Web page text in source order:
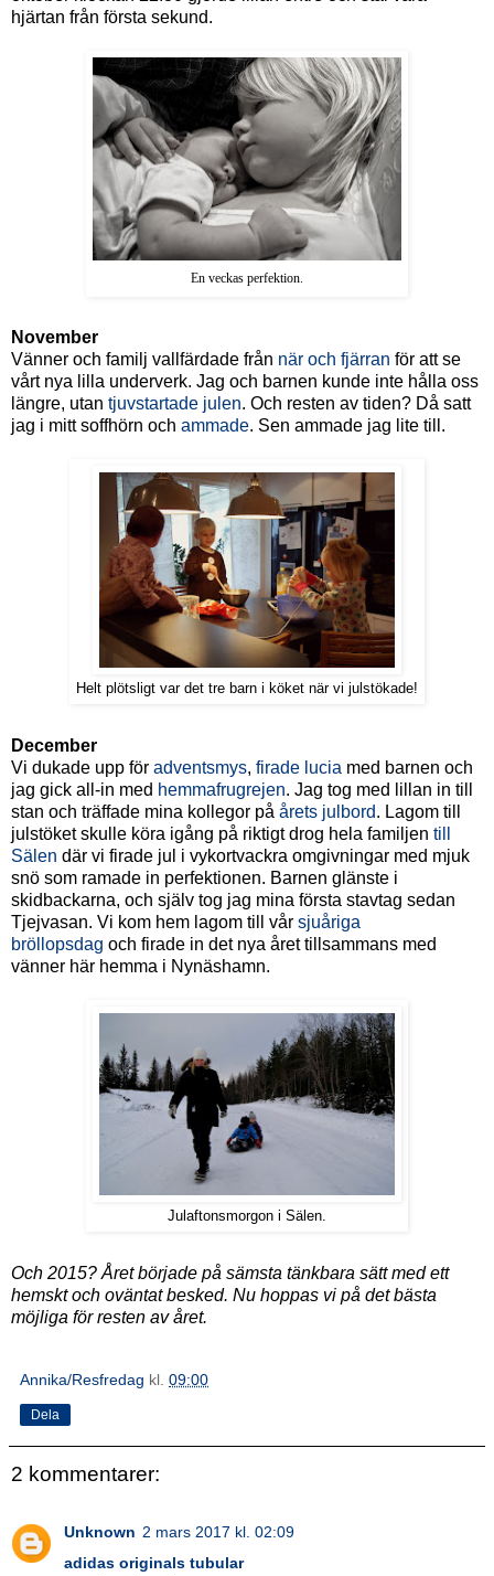
hjärtan från första sekund.
En veckas perfektion.
November
Vänner och familj vallfärdade från när och fjärran för att se
vårt nya lilla underverk. Jag och barnen kunde inte hålla oss
längre, utan tjuvstartade julen. Och resten av tiden? Då satt
jag i mitt soffhörn och ammade. Sen ammade jag lite till.
Helt plötsligt var det tre barn i köket när vi julstökade!
December
Vi dukade upp för adventsmys, firade lucia med barnen och
jag gick all-in med hemmafrugrejen. Jag tog med lillan in till
stan och träffade mina kollegor på årets julbord. Lagom till
julstöket skulle köra igång på riktigt drog hela familjen till
Sälen där vi firade jul i vykortvackra omgivningar med mjuk
snö som ramade in perfektionen. Barnen glänste i
skidbackarna, och själv tog jag mina första stavtag sedan
Tjejvasan. Vi kom hem lagom till vår sjuåriga
bröllopsdag och firade in det nya året tillsammans med
vänner här hemma i Nynäshamn.
Julaftonsmorgon i Sälen.
Och 2015? Året började på sämsta tänkbara sätt med ett
hemskt och oväntat besked. Nu hoppas vi på det bästa
möjliga för resten av året.
Annika/Resfredag kl. 09:00
Dela
2 kommentarer:
Unknown 2 mars 2017 kl. 02:09
adidas originals tubular